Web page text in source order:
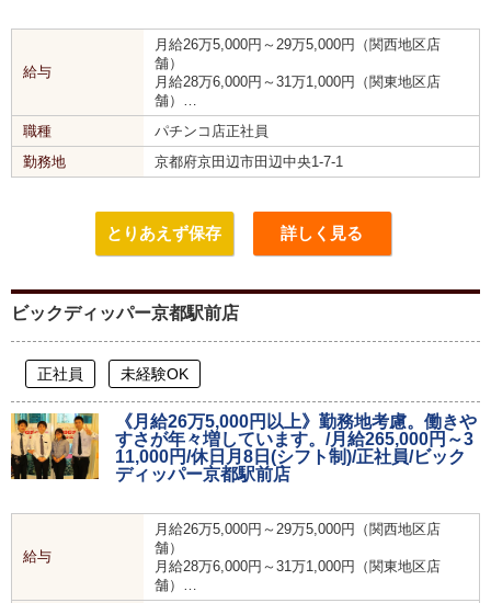
給与
月給26万5,000円～29万5,000円（関西地区店
舗）
月給28万6,000円～31万1,000円（関東地区店
舗）…
職種
パチンコ店正社員
勤務地
京都府京田辺市田辺中央1-7-1
とりあえず保存 詳しく見る
ビックディッパー京都駅前店
正社員 未経験OK
《月給26万5,000円以上》勤務地考慮。働きや
すさが年々増しています。/月給265,000円～3
11,000円/休日月8日(シフト制)/正社員/ビック
ディッパー京都駅前店
給与
月給26万5,000円～29万5,000円（関西地区店
舗）
月給28万6,000円～31万1,000円（関東地区店
舗）…